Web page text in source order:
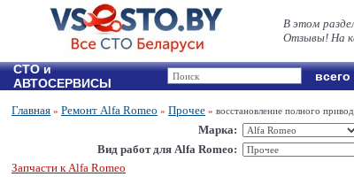
В этом
Отзывы! На
СТО и
АВТОСЕРВИСЫ
всего
Главная » Ремонт Alfa Romeo » Прочее » восстановление полного
Марка:
Вид работ для Alfa Romeo:
Запчасти к Alfa Romeo